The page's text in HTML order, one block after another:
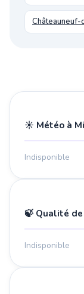
Châteauneuf-
☀️ Météo à
Indisponible
🍃 Qualité
Indisponible